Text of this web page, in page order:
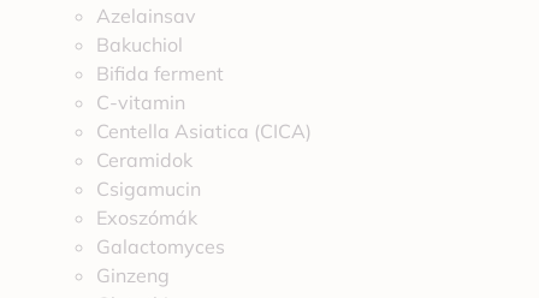
Azelainsav
Bakuchiol
Bifida ferment
C-vitamin
Centella Asiatica (CICA)
Ceramidok
Csigamucin
Exoszómák
Galactomyces
Ginzeng